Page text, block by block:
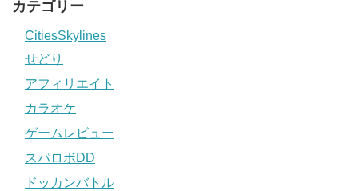
カテゴリー
CitiesSkylines
せどり
アフィリエイト
カラオケ
ゲームレビュー
スパロボDD
ドッカンバトル